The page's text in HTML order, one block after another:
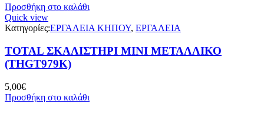
Προσθήκη στο καλάθι
Quick view
Κατηγορίες:ΕΡΓΑΛΕΙΑ ΚΗΠΟΥ, ΕΡΓΑΛΕΙΑ
TOTAL ΣΚΑΛΙΣΤΗΡΙ MINI ΜΕΤΑΛΛΙΚΟ
(THGT979K)
5,00€
Προσθήκη στο καλάθι